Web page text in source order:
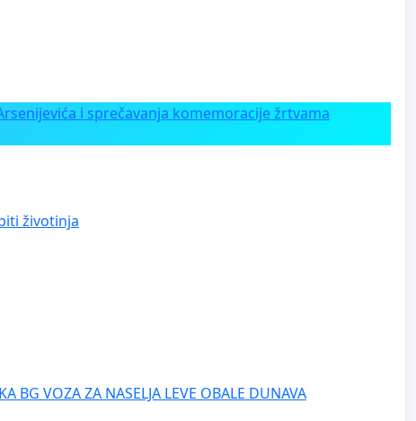
i sprečavanja komemoracije žrtvama
životinja
BG VOZA ZA NASELJA LEVE OBALE DUNAVA